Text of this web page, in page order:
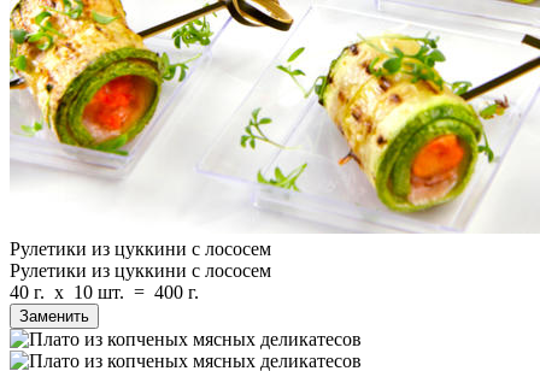
Рулетики из цуккини с лососем
Рулетики из цуккини с лососем
40 г. x 10 шт. = 400 г.
Заменить